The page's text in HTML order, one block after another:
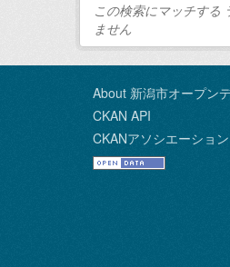
この検索にマッチする
ません
About 新潟市オープン
CKAN API
CKANアソシエーション